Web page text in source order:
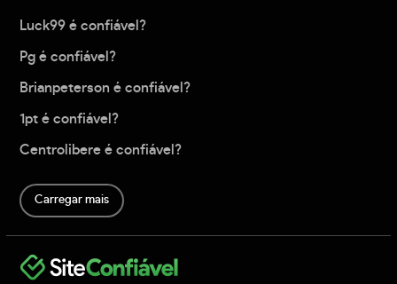
Luck99 é confiável?
Pg é confiável?
Brianpeterson é confiável?
1pt é confiável?
Centrolibere é confiável?
Carregar mais